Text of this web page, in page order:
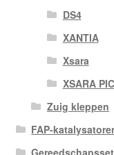
DS4
XANTIA
Xsara
XSARA
Zuig kleppen
FAP-